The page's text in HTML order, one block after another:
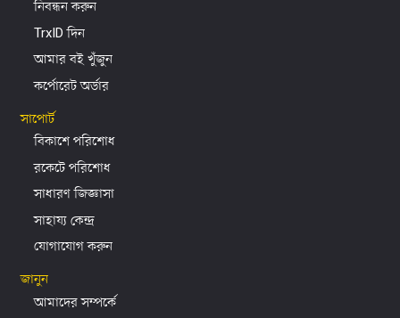
নিবন্ধন করুন
TrxID দিন
আমার বই খুঁজুন
কর্পোরেট অর্ডার
সাপোর্ট
বিকাশে পরিশোধ
রকেটে পরিশোধ
সাধারণ জিজ্ঞাসা
সাহায্য কেন্দ্র
যোগাযোগ করুন
জানুন
আমাদের সম্পর্কে